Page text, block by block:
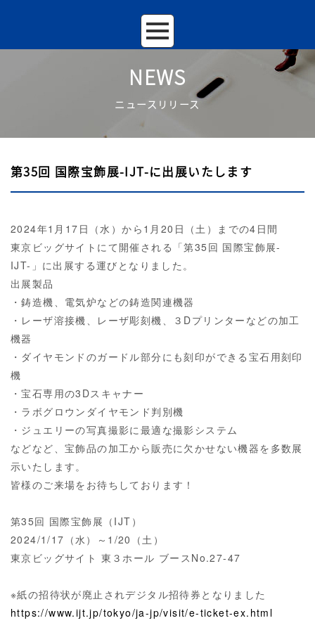
NEWS
ニュースリリース
第35回 国際宝飾展-IJT-に出展いたします
2024年1 月 17 日（水）から 1 月 20 日（土）までの4 日間
東京ビッグサイトにて開催される「第35 回 国際宝飾展-
IJT- 」に出展する運びとなりました。
出展製品
・鋳造機、電気炉などの鋳造関連機器
・レーザ溶接機、レーザ彫刻機、３ Dプリンターなどの加工
機器
・ダイヤモンドのガードル部分にも刻印ができる宝石用刻印
機
・宝石専用の3Dスキャナー
・ラボグロウンダイヤモンド判別機
・ジュエリーの写真撮影に最適な撮影システム
などなど、宝飾品の加工から販売に欠かせない機器を多数展
示いたします。
皆様のご来場をお待ちしております！
第35回 国際宝飾展（ IJT ）
2024/1/17 （水）～ 1/20 （土）
東京ビッグサイト 東３ホール ブース No.27-47
※紙の招待状が廃止されデジタル招待券となりました
https://www.ijt.jp/tokyo/ja-jp/visit/e-ticket-ex.html